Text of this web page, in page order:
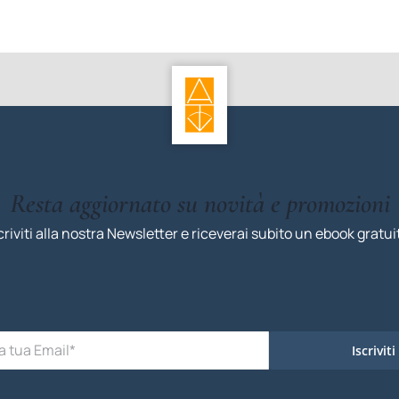
Resta aggiornato su novità e promozioni
alla nostra Newsletter e riceverai subito un ebook
Iscriviti